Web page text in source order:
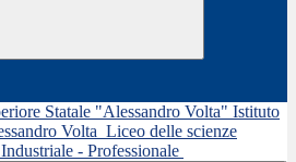
Istituto
Volta Liceo delle scienze
- Professionale